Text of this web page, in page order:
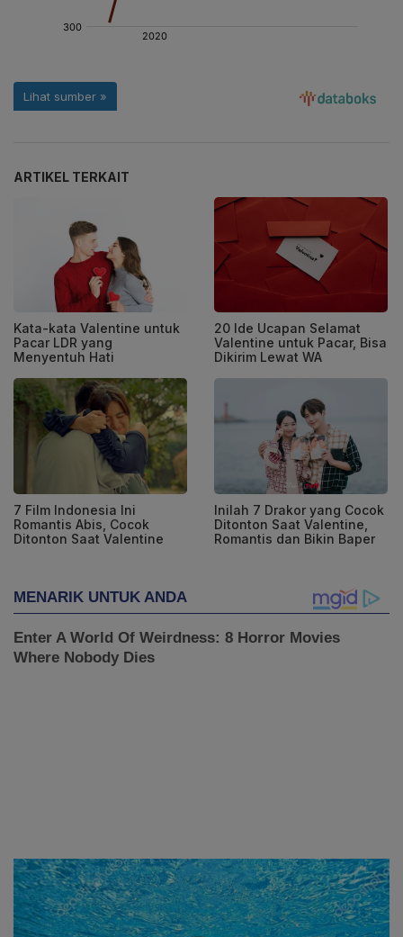
ARTIKEL TERKAIT
Kata-kata Valentine untuk
Pacar LDR yang
Menyentuh Hati
20 Ide Ucapan Selamat
Valentine untuk Pacar, Bisa
Dikirim Lewat WA
7 Film Indonesia Ini
Romantis Abis, Cocok
Ditonton Saat Valentine
Inilah 7 Drakor yang Cocok
Ditonton Saat Valentine,
Romantis dan Bikin Baper